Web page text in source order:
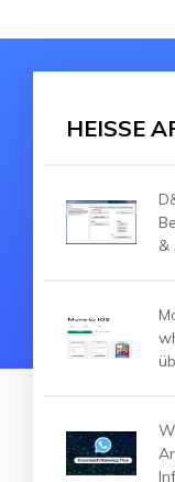
HEISSE
&